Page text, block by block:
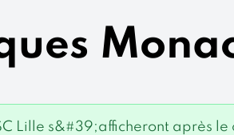
Lille s&#39;afficheront après